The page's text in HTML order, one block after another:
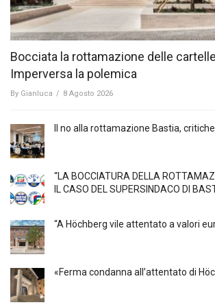
Bocciata la rottamazione delle
Imperversa la polemica
By Gianluca / 8 Agosto 2026
Il no alla rottamazione Bastia,
“LA BOCCIATURA DELLA
IL CASO DEL SUPERSINDACO DI
“A Höchberg vile attentato a valori
«Ferma condanna all’attentato di